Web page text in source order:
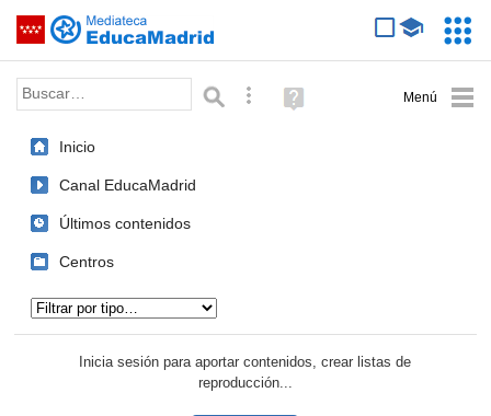
Saltar navegación
Palabra o frase: Búsqueda avanzada
Ayuda
(en
Inicio
Canal EducaMadrid
Últimos contenidos
Centros
Inicia sesión para aportar contenidos, crear listas de
reproducción...